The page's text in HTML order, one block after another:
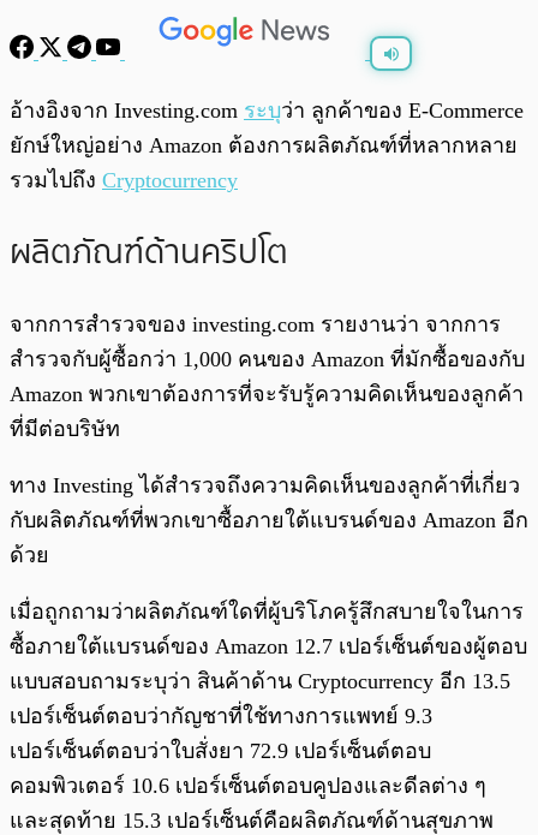
อ้างอิงจาก Investing.com ระบุว่า ลูกค้าของ E-Commerce
ยักษ์ใหญ่อย่าง Amazon ต้องการผลิตภัณฑ์ที่หลากหลาย
รวมไปถึง Cryptocurrency
ผลิตภัณฑ์ด้านคริปโต
จากการสำรวจของ investing.com รายงานว่า จากการ
สำรวจกับผู้ซื้อกว่า 1,000 คนของ Amazon ที่มักซื้อของกับ
Amazon พวกเขาต้องการที่จะรับรู้ความคิดเห็นของลูกค้า
ที่มีต่อบริษัท
ทาง Investing ได้สำรวจถึงความคิดเห็นของลูกค้าที่เกี่ยว
กับผลิตภัณฑ์ที่พวกเขาซื้อภายใต้แบรนด์ของ Amazon อีก
ด้วย
เมื่อถูกถามว่าผลิตภัณฑ์ใดที่ผู้บริโภครู้สึกสบายใจในการ
ซื้อภายใต้แบรนด์ของ Amazon 12.7 เปอร์เซ็นต์ของผู้ตอบ
แบบสอบถามระบุว่า สินค้าด้าน Cryptocurrency อีก 13.5
เปอร์เซ็นต์ตอบว่ากัญชาที่ใช้ทางการแพทย์ 9.3
เปอร์เซ็นต์ตอบว่าใบสั่งยา 72.9 เปอร์เซ็นต์ตอบ
คอมพิวเตอร์ 10.6 เปอร์เซ็นต์ตอบคูปองและดีลต่าง ๆ
และสุดท้าย 15.3 เปอร์เซ็นต์คือผลิตภัณฑ์ด้านสุขภาพ